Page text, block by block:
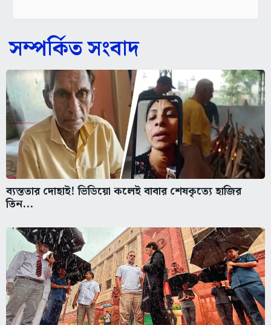
সম্পর্কিত সংবাদ
ব্যস্ততার দোহাই! ভিডিয়ো কলেই বাবার শেষকৃত্যে হাজির
তিন...